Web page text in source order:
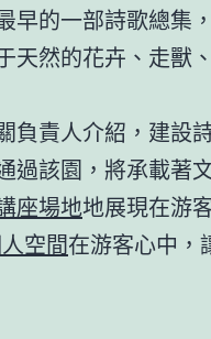
早的一部詩歌總集
天然的花卉、走獸
負責人介紹，建設
過該園，將承載著
座場地地展現在游
空間在游客心中，